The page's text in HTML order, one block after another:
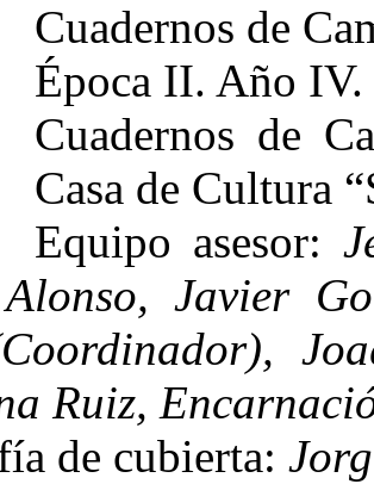
Cuadernos de
Época II. Año
Cuadernos de
Casa de Cultura
Equipo asesor:
Javier
Ruiz,
de cubierta: